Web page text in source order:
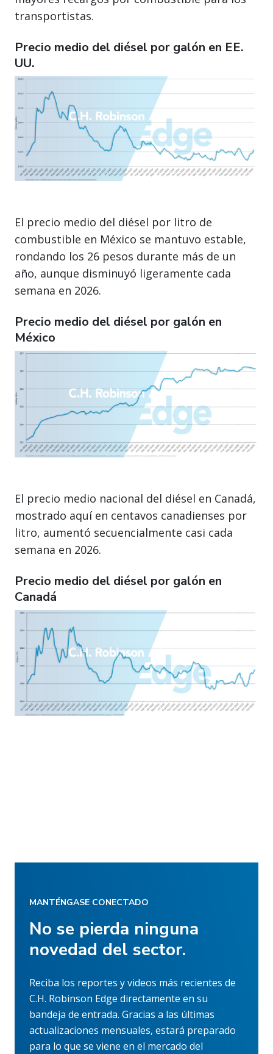
transportistas.
Precio medio del diésel por galón en EE.
UU.
El precio medio del diésel por litro de
combustible en México se mantuvo estable,
rondando los 26 pesos durante más de un
año, aunque disminuyó ligeramente cada
semana en 2026.
Precio medio del diésel por galón en
México
El precio medio nacional del diésel en Canadá,
mostrado aquí en centavos canadienses por
litro, aumentó secuencialmente casi cada
semana en 2026.
Precio medio del diésel por galón en
Canadá
MANTÉNGASE CONECTADO
No se pierda ninguna
novedad del sector.
Reciba los reportes y videos más recientes de
C.H. Robinson Edge directamente en su
bandeja de entrada. Gracias a las últimas
actualizaciones mensuales, estará preparado
para lo que se viene en el mercado del